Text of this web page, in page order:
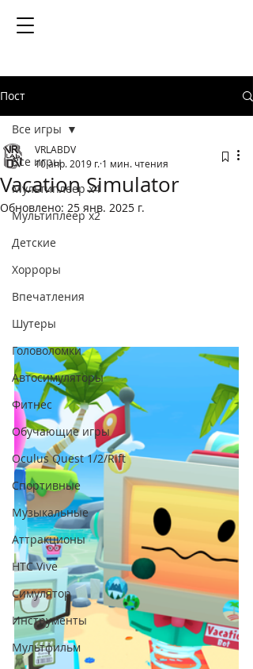
Пост
Все игры
Мультиплеер х4
Мультиплеер х2
Детские
Хорроры
Впечатления
Шутеры
Головоломки
Автосимуляторы
Фитнес
Обучающие игры
Oculus Quest 1/2/Rift
Спортивные
Музыкальные
Аттракционы
HTC Vive
Симулятор
Инструменты
Мультфильм
Все игры
Vacation Simulator
VRLABDV
10 апр. 2019 г. 1 мин. чтения
Обновлено: 25 янв. 2025 г.